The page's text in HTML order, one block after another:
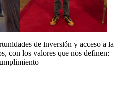
de inversión y acceso a la
con los valores que nos definen: